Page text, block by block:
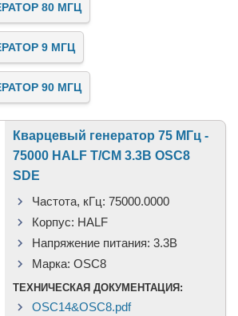
80 МГЦ
9 МГЦ
90 МГЦ
Кварцевый генератор 75 МГц -
75000 HALF T/CM 3.3В OSC8
SDE
Частота, кГц: 75000.0000
Корпус: HALF
Напряжение питания: 3.3В
Марка: OSC8
ТЕХНИЧЕСКАЯ ДОКУМЕНТАЦИЯ:
OSC14&OSC8.pdf